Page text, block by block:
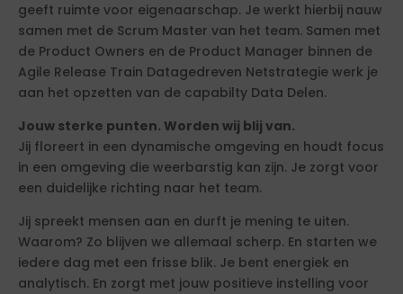
geeft ruimte voor eigenaarschap. Je werkt hierbij nauw
samen met de Scrum Master van het team. Samen met
de Product Owners en de Product Manager binnen de
Agile Release Train Datagedreven Netstrategie werk je
aan het opzetten van de capabilty Data Delen.
Jouw sterke punten. Worden wij blij van.
Jij floreert in een dynamische omgeving en houdt focus
in een omgeving die weerbarstig kan zijn. Je zorgt voor
een duidelijke richting naar het team.
Jij spreekt mensen aan en durft je mening te uiten.
Waarom? Zo blijven we allemaal scherp. En starten we
iedere dag met een frisse blik. Je bent energiek en
analytisch. En zorgt met jouw positieve instelling voor